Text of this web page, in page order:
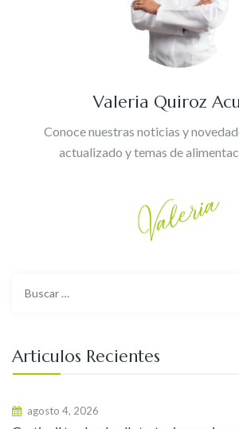
Valeria Quiroz
Conoce nuestras noticias y
actualizado y temas de
Articulos Recientes
agosto 4, 2026